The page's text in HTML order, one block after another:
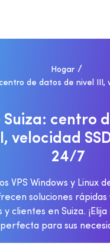
Hogar
de datos de nivel III,
SUIZA: CENTRO D
I, VELOCIDAD SS
24/7
VPS Windows y Linux
soluciones
y clientes en Suiza.
perfecta para sus